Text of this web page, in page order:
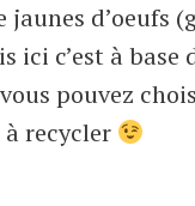
jaunes d’oeufs
ici c’est à base
pouvez
à recycler